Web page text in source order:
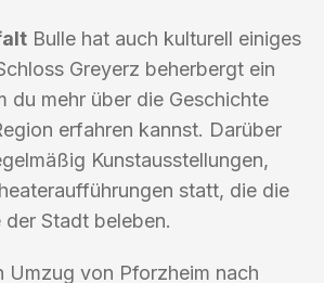
Bulle hat auch kulturell einiges
Greyerz beherbergt ein
du mehr über die Geschichte
erfahren kannst. Darüber
Kunstausstellungen,
statt, die die
der Stadt beleben.
Umzug von Pforzheim nach